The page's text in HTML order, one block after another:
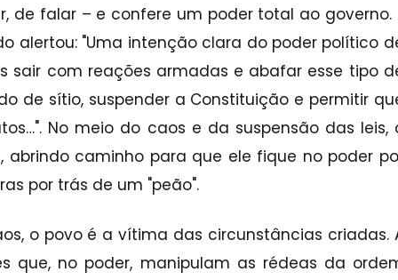
de falar – e confere um poder total ao governo.
alertou: "Uma intenção clara do poder político
sair com reações armadas e abafar esse tipo
de sítio, suspender a Constituição e permitir
No meio do caos e da suspensão das leis,
abrindo caminho para que ele fique no poder
por trás de um "peão".
o povo é a vítima das circunstâncias criadas.
que, no poder, manipulam as rédeas da